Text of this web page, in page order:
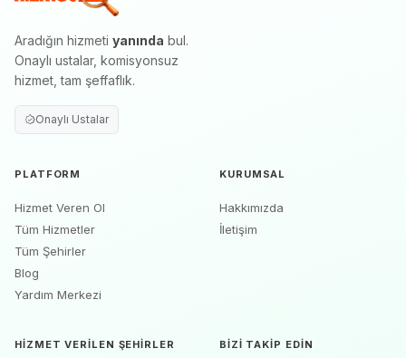
Aradığın hizmeti yanında bul.
Onaylı ustalar, komisyonsuz
hizmet, tam şeffaflık.
Onaylı Ustalar
PLATFORM
Hizmet Veren Ol
Tüm Hizmetler
Tüm Şehirler
Blog
Yardım Merkezi
KURUMSAL
Hakkımızda
İletişim
HIZMET VERILEN ŞEHIRLER BIZI TAKIP EDIN